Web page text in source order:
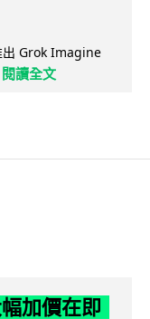
出 Grok Imagine
閱讀全文
加價在即